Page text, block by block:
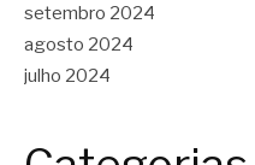
setembro 2024
agosto 2024
julho 2024